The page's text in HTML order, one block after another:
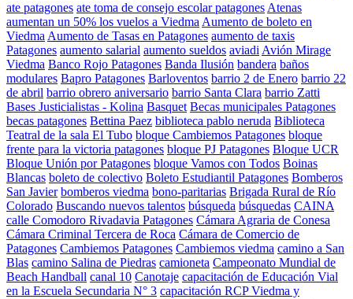
ate patagones ate toma de consejo escolar patagonesAtenas
aumentan un 50% los vuelos a ViedmaAumento de boleto en
ViedmaAumento de Tasas en Patagones aumento de taxis
Patagones aumento salarial aumento sueldos aviadiAvión Mirage
Viedma Banco Rojo Patagones Banda Ilusión bandera baños
modulares Bapro Patagones Barloventos barrio 2 de Enero barrio 22
de abril barrio obrero aniversario barrio Santa Clara barrio Zatti
Bases Justicialistas - Kolina Basquet Becas municipales Patagones
becas patagones Bettina Paez biblioteca pablo neruda Biblioteca
Teatral de la sala El Tubo bloque Cambiemos Patagones bloque
frente para la victoria patagones bloque PJ Patagones Bloque UCR
Bloque Unión por Patagones bloque Vamos con Todos Boinas
Blancas boleto de colectivo Boleto Estudiantil Patagones Bomberos
San Javier bomberos viedma bono-paritarias Brigada Rural de Río
Colorado Buscando nuevos talentos búsqueda búsquedas CAINA
calle Comodoro Rivadavia Patagones Cámara Agraria de Conesa
Cámara Criminal Tercera de Roca Cámara de Comercio de
Patagones Cambiemos Patagones Cambiemos viedma camino a San
Blas camino Salina de Piedras camioneta Campeonato Mundial de
Beach Handball canal 10 Canotaje capacitación de Educación Vial
en la Escuela Secundaria N° 3 capacitación RCP Viedma y